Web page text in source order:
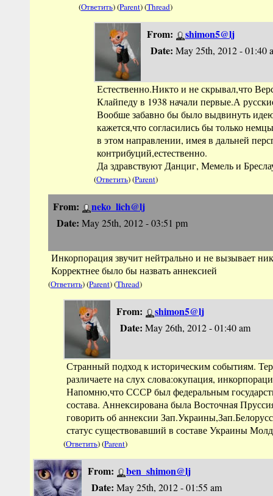
(Ответить) (Parent) (Thread)
From:
shimon5@lj
Date: May 25th, 2012 - 01:40
Естественно.Никто и не скрывал,что
Клайпеду в 1938 начали первые.А
Вообше забавно бы было выдвинуть
кажется,что согласились бы только
в этом направлении, имея в дальней
контрибуций,естественно.
Да здравствуют Данциг, Мемель и
(Ответить) (Parent)
From:
neko_lich@lj
Date: May 25th, 2012 - 03:51 pm
Инкорпорация звучит нейтрально и не вызывает
Корректнее было бы назвать аннексией
(Ответить) (Parent) (Thread)
From:
shimon5@lj
Date: May 26th, 2012 - 01:40 am
Странный подход к историческим событиям.
различаете на слух слова:окупация,
Напомню,что СССР был федеральным
состава. Аннексирована была Восточная
говорить об аннексии
статус существовавший в составе Украины
(Ответить) (Parent)
From:
ben_shimon@lj
Date: May 25th, 2012 - 01:55 am